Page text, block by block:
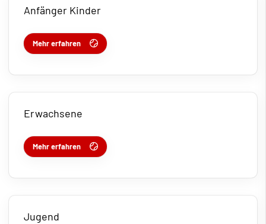
Anfänger Kinder
Mehr erfahren
Erwachsene
Mehr erfahren
Jugend